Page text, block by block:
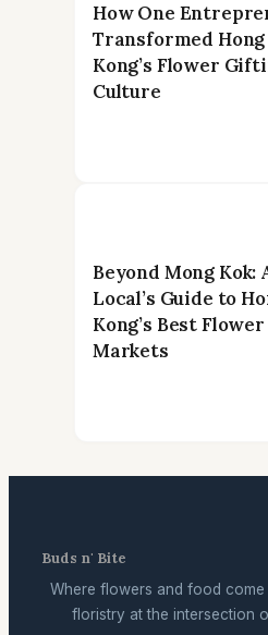
How One
Transformed Hong
Kong’s Flower
Culture
Beyond Mong Kok:
Local’s Guide to
Kong’s Best Flower
Markets
Buds n' Bite
Where flowers and food
floristry at the intersection